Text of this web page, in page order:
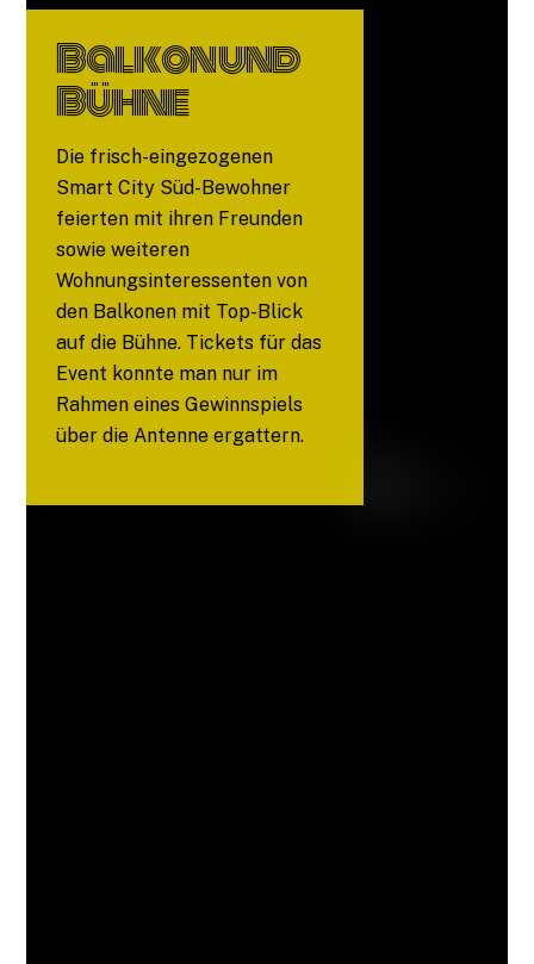
Balkon und
Bühne
Die frisch-eingezogenen
Smart City Süd-Bewohner
feierten mit ihren Freunden
sowie weiteren
Wohnungsinteressenten von
den Balkonen mit Top-Blick
auf die Bühne. Tickets für das
Event konnte man nur im
Rahmen eines Gewinnspiels
über die Antenne ergattern.